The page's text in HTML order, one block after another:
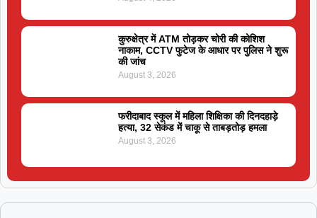
कुरुक्षेत्र में ATM तोड़कर चोरी की कोशिश
नाकाम, CCTV फुटेज के आधार पर पुलिस ने शुरू
की जांच
August 3, 2026
फरीदाबाद स्कूल में महिला शिक्षिका की दिनदहाड़े
हत्या, 32 सेकंड में चाकू से ताबड़तोड़ हमला
August 3, 2026